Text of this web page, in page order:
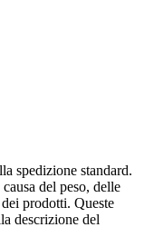
spedizione standard.
del peso, delle
prodotti. Queste
descrizione del